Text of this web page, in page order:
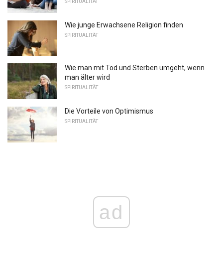
SPIRITUALITÄT
Wie junge Erwachsene Religion finden
SPIRITUALITÄT
Wie man mit Tod und Sterben umgeht, wenn
man älter wird
SPIRITUALITÄT
Die Vorteile von Optimismus
SPIRITUALITÄT
ad